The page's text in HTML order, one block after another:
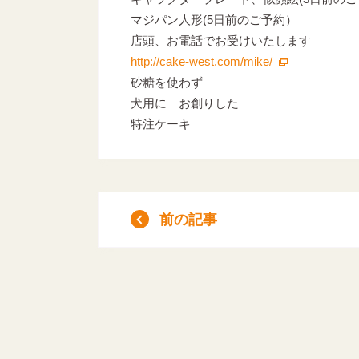
マジパン人形(5日前のご予約）
店頭、お電話でお受けいたします
http://cake-west.com/mike/
砂糖を使わず
犬用に お創りした
特注ケーキ
前の記事